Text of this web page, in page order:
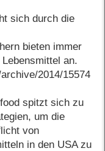
sich durch die
bieten immer
an.
2014/15574
spitzt sich zu
um die
von
in den USA zu